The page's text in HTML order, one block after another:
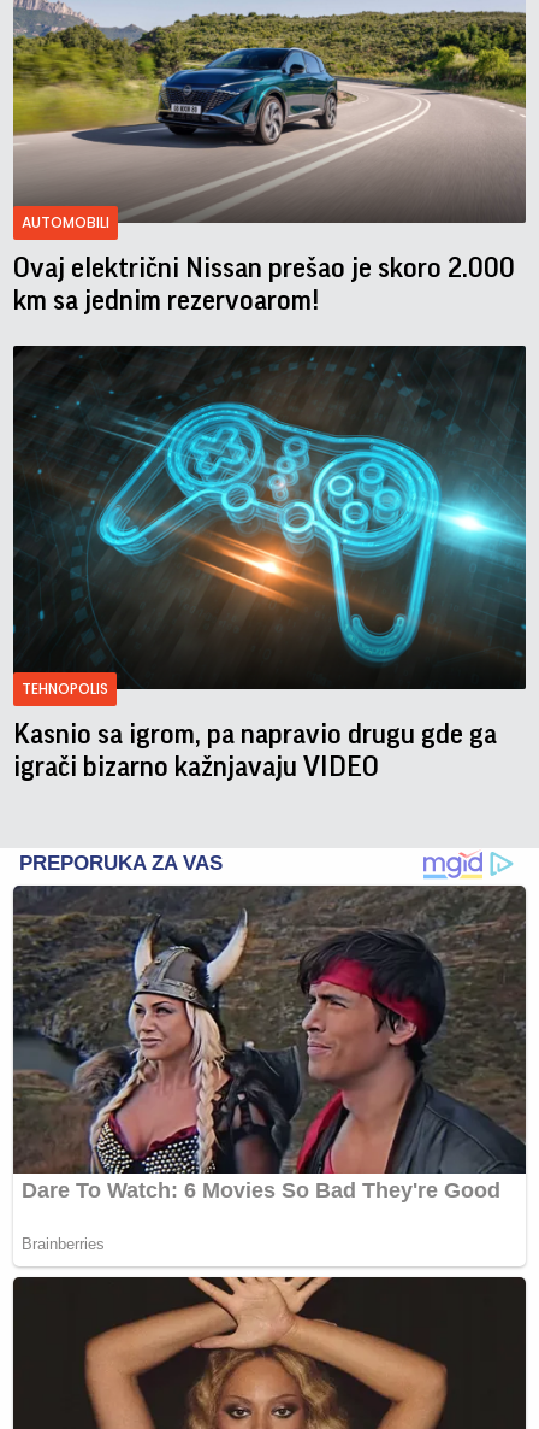
AUTOMOBILI
Ovaj električni Nissan prešao je skoro 2.000
km sa jednim rezervoarom!
TEHNOPOLIS
Kasnio sa igrom, pa napravio drugu gde ga
igrači bizarno kažnjavaju VIDEO